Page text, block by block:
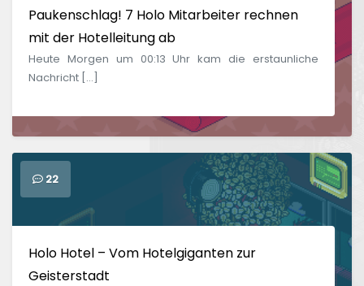
Paukenschlag! 7 Holo Mitarbeiter rechnen
mit der Hotelleitung ab
Heute Morgen um 00:13 Uhr kam die erstaunliche
Nachricht […]
22
Holo Hotel – Vom Hotelgiganten zur
Geisterstadt